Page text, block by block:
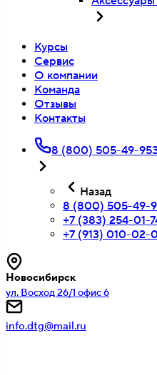
Курсы
Сервис
О компании
Команда
Отзывы
Контакты
8 (800) 505-49-95
Назад
8 (800) 505-49-
+7 (383) 254-01-
+7 (913) 010-02-
Новосибирск
ул. Восход 26/1 офис 6
info.dtg@mail.ru